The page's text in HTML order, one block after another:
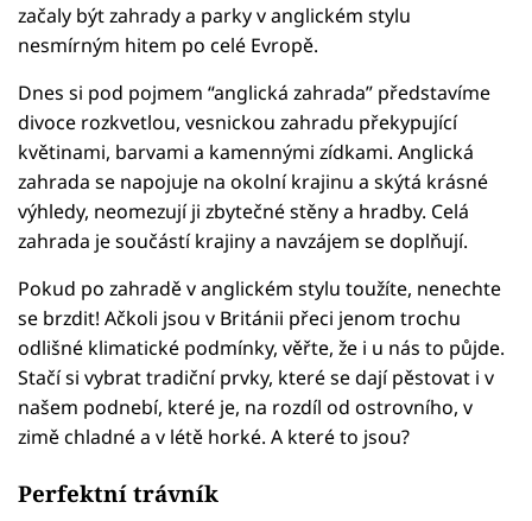
začaly být zahrady a parky v anglickém stylu
nesmírným hitem po celé Evropě.
Dnes si pod pojmem “anglická zahrada” představíme
divoce rozkvetlou, vesnickou zahradu překypující
květinami, barvami a kamennými zídkami. Anglická
zahrada se napojuje na okolní krajinu a skýtá krásné
výhledy, neomezují ji zbytečné stěny a hradby. Celá
zahrada je součástí krajiny a navzájem se doplňují.
Pokud po zahradě v anglickém stylu toužíte, nenechte
se brzdit! Ačkoli jsou v Británii přeci jenom trochu
odlišné klimatické podmínky, věřte, že i u nás to půjde.
Stačí si vybrat tradiční prvky, které se dají pěstovat i v
našem podnebí, které je, na rozdíl od ostrovního, v
zimě chladné a v létě horké. A které to jsou?
Perfektní trávník